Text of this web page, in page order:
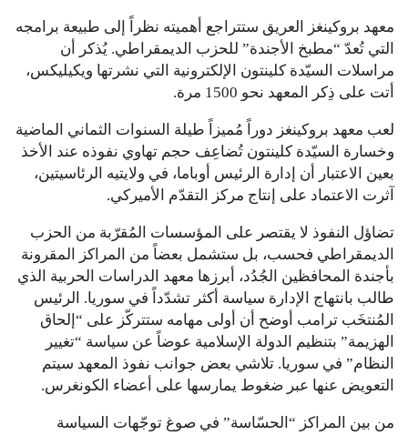
معهد بروكينغز العريق ستتراجع أهميته نظراً إلى طبيعة برامجه
التي تُعدّ “مطبخ الأجندة” للحزب الديمقراطي. يُذكر أن
مراسلات السيّدة كلينتون الإلكترونية التي نشرتها ويكيليكس،
أتت على ذِكر المعهد نحو 1500 مرة.
لعب معهد بروكينغز دوراً مُميزاً طيلة السنوات الثماني الماضية
وخسارة السيّدة كلينتون تُضاعِف حجم تهاوي نفوذه عند الأخذ
بعين الاعتبار أن إدارة الرئيس أوباما، في ولايتيه الرئاسيتين،
آثرت الاعتماد على إنتاج مركز التقدّم الأميركي.
تضاؤل النفوذ لا يقتصر على المؤسسات المُقرّبة من الحزب
الديمقراطي فحسب، بل ستشمل بعضاً من المراكز المقرونة
بأجندة المحافظين الجُدُد، أبرزها معهد الدراسات الحربية الذي
طالب بانتهاج الإدارة سياسة أكثر تشدّداً في سوريا. الرئيس
المُنتخَب ترامب أوضح أن أولى مهامه ستتركّز على “إلحاق
الهزيمة” بتنظيم الدولة الإسلامية عوضاً عن سياسة “تغيير
النظام” في سوريا. تلاشي بعض جوانب نفوذ المعهد سيتم
التعويض عنها عبر ضغوط يمارسها على أعضاء الكونغرس.
من بين المراكز “الحسّاسة” في صوغ توجّهات السياسة